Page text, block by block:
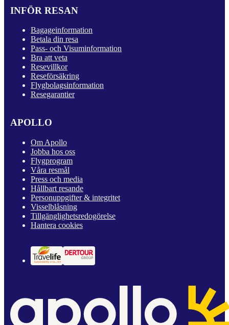
INFÖR RESAN
Bagageinformation
Betala din resa
Pass- och Visuminformation
Bra att veta
Resevillkor
Reseförsäkring
Flygbolagsinformation
Resegarantier
APOLLO
Om Apollo
Jobba hos oss
Flygprogram
Våra resmål
Press och media
Hållbart resande
Personuppgifter & integritet
Visselblåsning
Tillgänglighetsredogörelse
Hantera cookies